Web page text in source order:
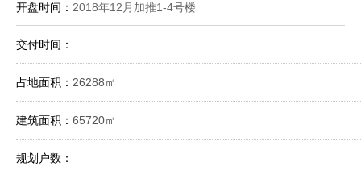
开盘时间： 2018年12月加推1-4号楼
交付时间：
占地面积： 26288㎡
建筑面积：65720㎡
规划户数：